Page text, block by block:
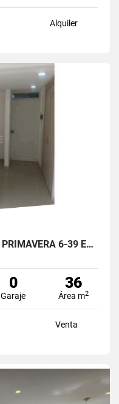
Alquiler
SE VENDE APARTAMENTO EN PRIMAVERA 6-39 ET 2 PUENTE ARANDA
0
Garaje
36
Área m2
Venta